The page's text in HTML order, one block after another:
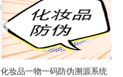
化妆品一物一码防伪溯源系统